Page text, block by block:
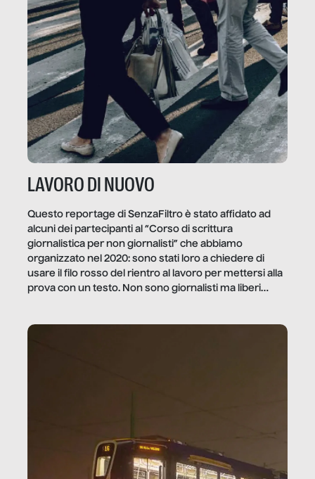
LAVORO DI NUOVO
Questo reportage di SenzaFiltro è stato affidato ad
alcuni dei partecipanti al “Corso di scrittura
giornalistica per non giornalisti” che abbiamo
organizzato nel 2020: sono stati loro a chiedere di
usare il filo rosso del rientro al lavoro per mettersi alla
prova con un testo. Non sono giornalisti ma liberi